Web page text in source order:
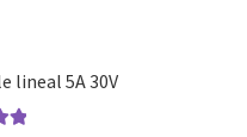
lineal 5A 30V